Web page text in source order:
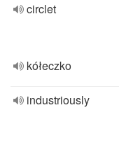
circlet
kółeczko
industriously